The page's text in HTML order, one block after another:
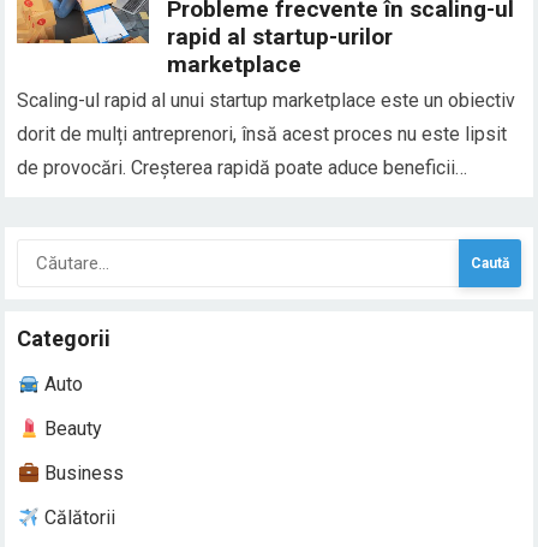
Probleme frecvente în scaling-ul
rapid al startup-urilor
marketplace
Scaling-ul rapid al unui startup marketplace este un obiectiv
dorit de mulți antreprenori, însă acest proces nu este lipsit
de provocări. Creșterea rapidă poate aduce beneficii
venituri mai mari, dar și riscuri asociate cu complexitatea
gestionării unei afaceri care…
Caută
Categorii
Auto
Beauty
Business
Călătorii